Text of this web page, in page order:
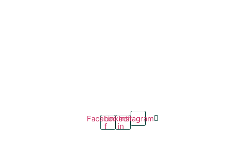
Facebook-
f
Linkedin-
in
Instagram